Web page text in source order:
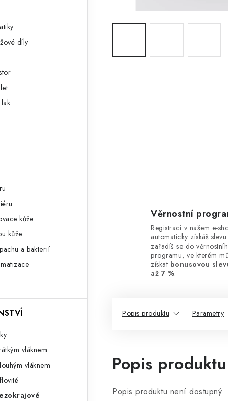
díly
kůže
kůže
a bakterií
vláknem
vláknem
Věrnostní
Registrací v našem e-
automaticky získáš
zařadíš se do
programu, ve kterém
získat bonusovou
až 7 %.
Popis produktu Parametry
Popis produktu
Popis produktu není dostupný